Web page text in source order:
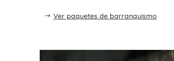
Ver paquetes de barranquismo